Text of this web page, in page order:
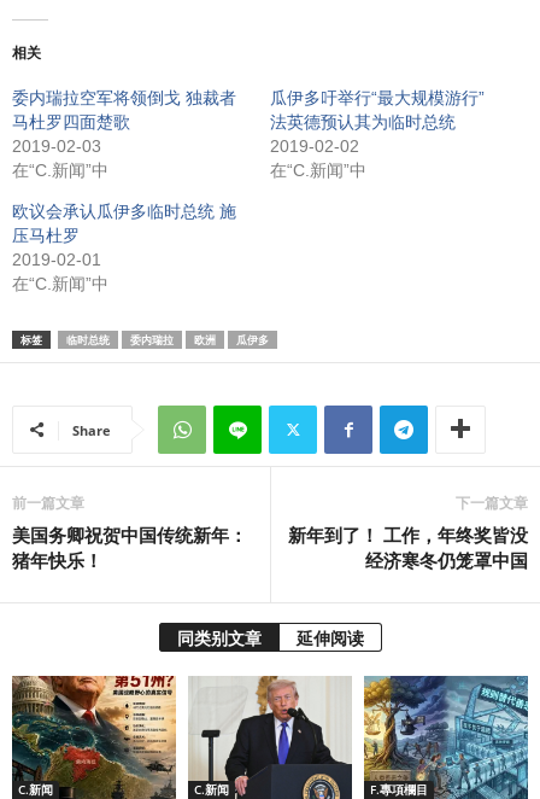
相关
委内瑞拉空军将领倒戈 独裁者
马杜罗四面楚歌
2019-02-03
在“C.新闻”中
瓜伊多吁举行“最大规模游行”
法英德预认其为临时总统
2019-02-02
在“C.新闻”中
欧议会承认瓜伊多临时总统 施
压马杜罗
2019-02-01
在“C.新闻”中
标签 临时总统 委内瑞拉 欧洲 瓜伊多
Share
前一篇文章
美国务卿祝贺中国传统新年：
猪年快乐！
下一篇文章
新年到了！ 工作，年终奖皆没
经济寒冬仍笼罩中国
同类别文章 延伸阅读
C.新闻 C.新闻 F.專項欄目